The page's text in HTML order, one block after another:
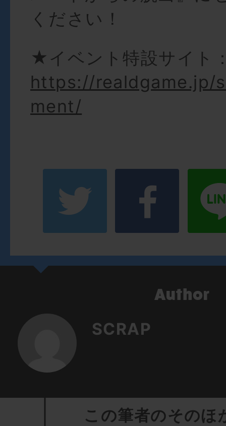
ください！
★イベント特設サイト
https://realdgame.jp/
ment/
SCRAP
この筆者のそのほ